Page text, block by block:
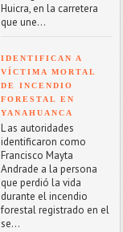
Huicra, en la carretera
que une...
IDENTIFICAN A
VÍCTIMA MORTAL
DE INCENDIO
FORESTAL EN
YANAHUANCA
L as autoridades
identificaron como
Francisco Mayta
Andrade a la persona
que perdió la vida
durante el incendio
forestal registrado en el
se...